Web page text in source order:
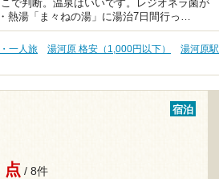
で判断。温泉はいいです。レジオネラ菌が
熱湯「ま々ねの湯」に湯治7日間行っ…
一人旅 湯河原 格安（1,000円以下）
湯河原駅
宿泊
点 / 8件